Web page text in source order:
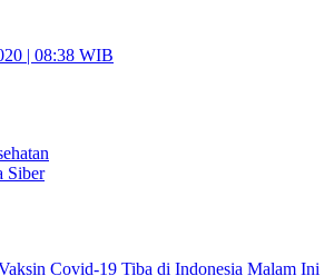
| 08:38 WIB
Siber
Covid-19 Tiba di Indonesia Malam Ini